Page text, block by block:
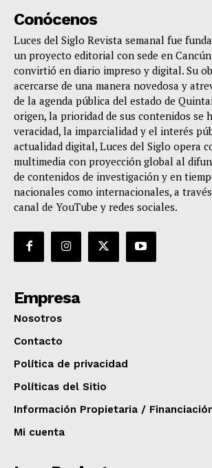
Conócenos
Luces del Siglo Revista semanal fue
un proyecto editorial con sede en
convirtió en diario impreso y digital. Su
acercarse de una manera novedosa y
de la agenda pública del estado de
origen, la prioridad de sus contenidos se
veracidad, la imparcialidad y el interés
actualidad digital, Luces del Siglo opera
multimedia con proyección global al
de contenidos de investigación y en
nacionales como internacionales, a
canal de YouTube y redes sociales.
Empresa
Nosotros
Contacto
Política de privacidad
Políticas del Sitio
Información Propietaria /
Mi cuenta